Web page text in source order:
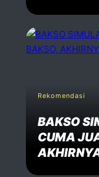
Rekomendasi
BAKSO
CUMA